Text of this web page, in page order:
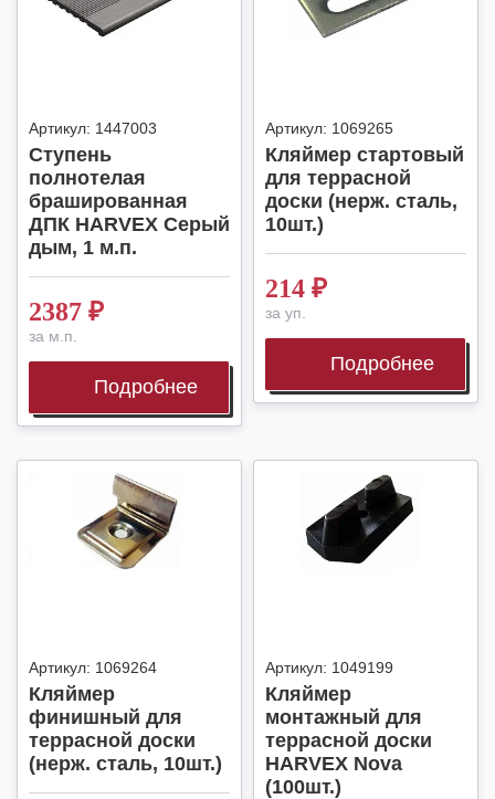
Артикул: 1447003
Ступень
полнотелая
брашированная
ДПК HARVEX Серый
дым, 1 м.п.
2387 ₽
за м.п.
Подробнее
Артикул: 1069265
Кляймер стартовый
для террасной
доски (нерж. сталь,
10шт.)
214 ₽
за уп.
Подробнее
Артикул: 1069264
Кляймер
финишный для
террасной доски
(нерж. сталь, 10шт.)
Артикул: 1049199
Кляймер
монтажный для
террасной доски
HARVEX Nova
(100шт.)